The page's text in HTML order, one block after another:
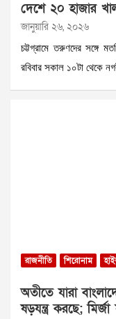
দেশে ২০ হাজার
জানুয়ারি ২৬, ২০২৬
চট্টগ্রামে তরুণদের সঙ্গে
রবিবার সকাল ১০টা থেকে
রাজনীতি শিরোনাম
অতীতে যারা
ষড়যন্ত্র করছে;